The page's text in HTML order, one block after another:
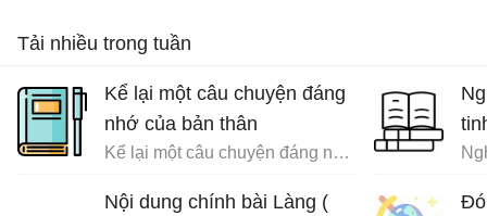
Tải nhiều trong tuần
Kể lại một câu chuyện đáng
nhớ của bản thân
Kể lại một câu chuyện đáng nhớ của bản thân trong đó có sử dụng các yếu tố nghị luận và miêu tả nội tâm
Nội dung chính bài Làng (